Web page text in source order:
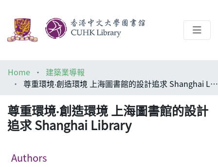
Help
Home
建築業導報
尊重環境‧創造環境 上海圖書館的設計追求 Shanghai Library
尊重環境‧創造環境 上海圖書館的設計
追求 Shanghai Library
Authors